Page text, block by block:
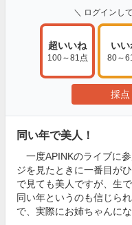
＼ ログインし
超いいね
100～81点
いい
80～
採点
同い年で美人！
一度APINKのライブに
ジを見たときに一番目が
で見ても美人ですが、生
同い年というのも信じら
で、実際にお姉ちゃんに